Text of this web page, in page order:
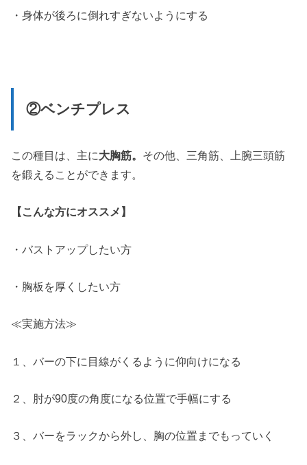
・身体が後ろに倒れすぎないようにする
②ベンチプレス
この種目は、主に大胸筋。 その他、三角筋、上腕三頭筋
を鍛えることができます。
【こんな方にオススメ】
・バストアップしたい方
・胸板を厚くしたい方
≪実施方法≫
１、バーの下に目線がくるように仰向けになる
２、肘が90度の角度になる位置で手幅にする
３、バーをラックから外し、胸の位置までもっていく